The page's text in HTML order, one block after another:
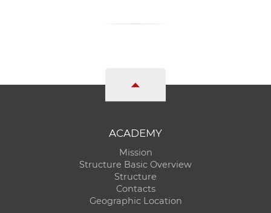
ACADEMY
Mission
Structure Basic Overview
Structure
Contacts
Geographic Location